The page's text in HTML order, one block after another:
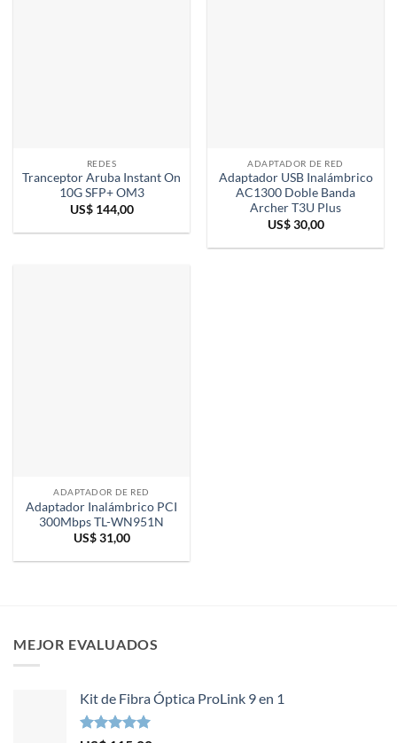
REDES
Tranceptor Aruba Instant On
10G SFP+ OM3
US$144,00
ADAPTADOR DE RED
Adaptador USB Inalámbrico
AC1300 Doble Banda
Archer T3U Plus
US$30,00
ADAPTADOR DE RED
Adaptador Inalámbrico PCI
300Mbps TL-WN951N
US$31,00
MEJOR EVALUADOS
Kit de Fibra Óptica ProLink 9 en 1